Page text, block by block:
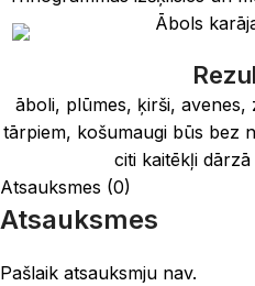
āboli, plūmes, ķirši,
tārpiem, košumaugi būs bez
citi kaitēkļi
Atsauksmes (0)
Atsauksmes
Pašlaik atsauksmju nav.